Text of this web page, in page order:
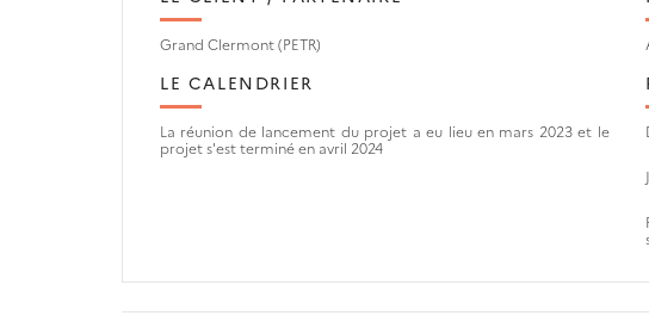
Grand Clermont (PETR)
LE CALENDRIER
La réunion de lancement du projet a eu lieu en mars 2023 et le
projet s'est terminé en avril 2024